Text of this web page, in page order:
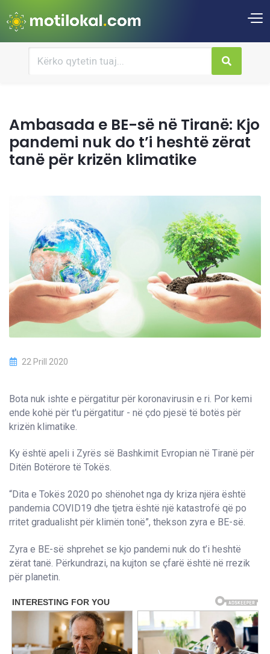
Ambasada e BE-së në Tiranë: Kjo
pandemi nuk do t’i heshtë zërat
tanë për krizën klimatike
22 Prill 2020
Bota nuk ishte e përgatitur për koronavirusin e ri. Por kemi
ende kohë për t'u përgatitur - në çdo pjesë të botës për
krizën klimatike.
Ky është apeli i Zyrës së Bashkimit Evropian në Tiranë për
Ditën Botërore të Tokës.
“Dita e Tokës 2020 po shënohet nga dy kriza njëra është
pandemia COVID19 dhe tjetra është një katastrofë që po
rritet gradualisht për klimën tonë”, thekson zyra e BE-së.
Zyra e BE-së shprehet se kjo pandemi nuk do t’i heshtë
zërat tanë. Përkundrazi, na kujton se çfarë është në rrezik
për planetin.